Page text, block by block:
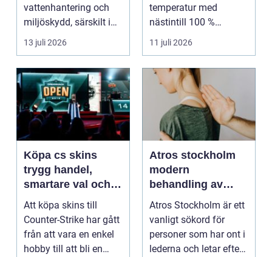
vattenhantering och
miljöskydd, särskilt i
verksamheter som i...
13 juli 2026
temperatur med
nästintill 100 %
luftfuktighet för att
sk...
11 juli 2026
Köpa cs skins
trygg handel,
smartare val och
bättre affärer
Att köpa skins till
Counter-Strike har gått
från att vara en enkel
hobby till att bli en
Atros stockholm
modern
behandling av
ledbesvär i
huvudstaden
Atros Stockholm är ett
vanligt sökord för
personer som har ont i
lederna och letar efter